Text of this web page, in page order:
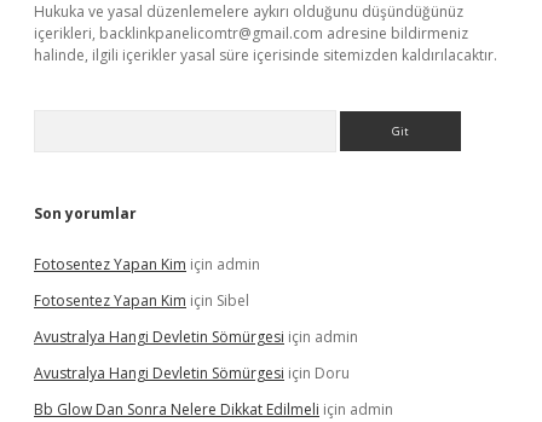
Hukuka ve yasal düzenlemelere aykırı olduğunu düşündüğünüz
içerikleri, backlinkpanelicomtr@gmail.com adresine bildirmeniz
halinde, ilgili içerikler yasal süre içerisinde sitemizden kaldırılacaktır.
Son yorumlar
Fotosentez Yapan Kim için admin
Fotosentez Yapan Kim için Sibel
Avustralya Hangi Devletin Sömürgesi için admin
Avustralya Hangi Devletin Sömürgesi için Doru
Bb Glow Dan Sonra Nelere Dikkat Edilmeli için admin